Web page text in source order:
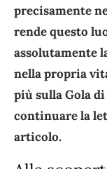
precisamente
rende questo
assolutamente
nella propria
più sulla Gola
continuare la
articolo.